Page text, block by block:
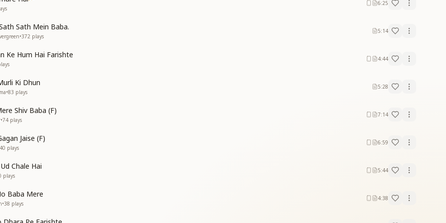
ज्ञानकी मीठी बातो में झरझर बहते सुखके झरने प्रभु यादकी इन बरसातो में
ज्ञानकी मीठी बातो में झरझर बहते सुखके झरने प्रभु यादकी इन बरसातो में
के
के
6:25
Sath Mein Baba.
•372 plays
5:14
Ke Hum Hai Farishte 4:44
Ki Dhun
•83 plays
5:28
Shiv Baba (F)
•74 plays
7:14
Jaise (F)
40 plays
6:59
Chale Hai
plays
5:44
Baba Mere
•38 plays
4:38